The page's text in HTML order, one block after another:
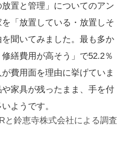
置と管理」についてのアン
「放置している・放置しそ
聞いてみました。最も多か
繕費用が高そう」で52.2％
費用面を理由に挙げていま
家具が残ったまま、手を付
ようです。
と鈴恵寺株式会社による調査